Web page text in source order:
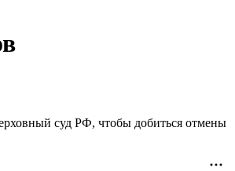
суд РФ, чтобы добиться отмены